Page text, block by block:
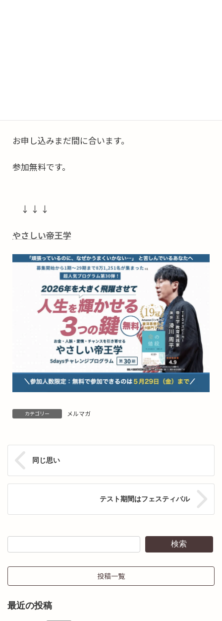
お申し込みまだ間に合います。
参加無料です。
↓ ↓ ↓
やさしい帝王学
カテゴリー メルマガ
同じ思い
テスト期間はフェスティバル
検索
投稿一覧
最近の投稿